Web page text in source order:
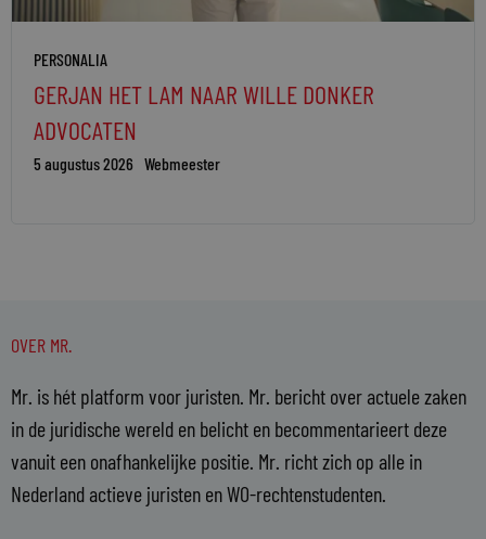
PERSONALIA
GERJAN HET LAM NAAR WILLE DONKER
ADVOCATEN
5 augustus 2026 Webmeester
OVER MR.
Mr. is hét platform voor juristen. Mr. bericht over actuele zaken
in de juridische wereld en belicht en becommentarieert deze
vanuit een onafhankelijke positie. Mr. richt zich op alle in
Nederland actieve juristen en WO-rechtenstudenten.